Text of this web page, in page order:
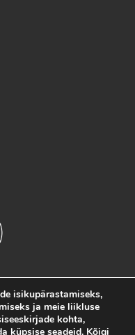
isikupärastamiseks,
ja meie liikluse
kohta,
küpsise seadeid. Kõigi